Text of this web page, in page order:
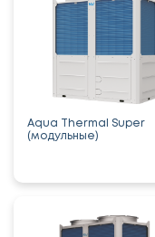
Aqua Thermal Super
(модульные)